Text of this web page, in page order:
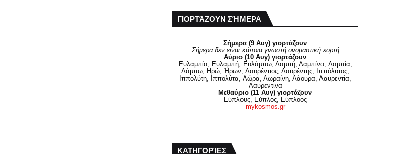
ΓΙΟΡΤΆΖΟΥΝ ΣΉΜΕΡΑ
Σήμερα (9 Αυγ) γιορτάζουν
Σήμερα δεν είναι κάποια γνωστή ονομαστική εορτή
Αύριο (10 Αυγ) γιορτάζουν
Ευλαμπία, Ευλαμπή, Ευλάμπω, Λαμπή, Λαμπίνα, Λαμπία,
Λάμπω, Ηρώ, Ήρων, Λαυρέντιος, Λαυρέντης, Ιππόλυτος,
Ιππολύτη, Ιππολύτα, Λώρα, Λωραίνη, Λάουρα, Λαυρεντία,
Λαυρεντίνα
Μεθαύριο (11 Αυγ) γιορτάζουν
Εύπλους, Εύπλος, Εύπλοος
mykosmos.gr
ΚΑΤΗΓΟΡΊΕΣ